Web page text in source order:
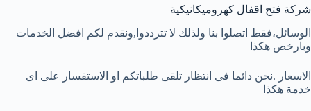
شركة فتح اقفال كهروميكانيكية
الوسائل،فقط اتصلوا بنا ولذلك لا تترددوا,ونقدم لكم افضل الخدمات
وبارخص هكذا
الاسعار .نحن دائما فى انتظار تلقى طلباتكم او الاستفسار على اى
خدمة هكذا